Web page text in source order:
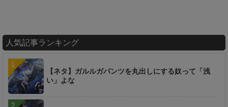
人気記事ランキング
【ネタ】ガルルガパンツを丸出しにする奴って「浅
い」よな